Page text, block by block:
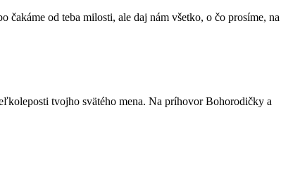
čakáme od teba milosti, ale daj nám všetko, o čo prosíme, na
tvojho svätého mena. Na príhovor Bohorodičky a